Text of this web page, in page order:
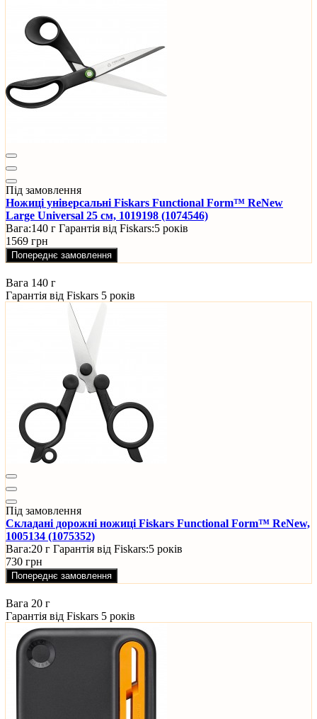
Під замовлення
Ножиці універсальні Fiskars Functional Form™ ReNew
Large Universal 25 см, 1019198 (1074546)
Вага:140 г Гарантія від Fiskars:5 років
1569 грн
Попереднє замовлення
Вага 140 г
Гарантія від Fiskars 5 років
Під замовлення
Складані дорожні ножиці Fiskars Functional Form™ ReNew,
1005134 (1075352)
Вага:20 г Гарантія від Fiskars:5 років
730 грн
Попереднє замовлення
Вага 20 г
Гарантія від Fiskars 5 років